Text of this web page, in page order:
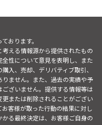
おります。
える情報源から提供されたもの
性について意見を表明し、また
入、売却、デリバティブ取引、
ません。また、過去の実績や予
ざいません。提供する情報等は
または削除されることがござい
客様が取った行動の結果に対し
る最終決定は、お客様ご自身の